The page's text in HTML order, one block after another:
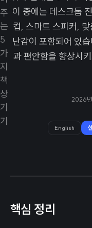
이 중에는 데스크톱
컵, 스마트 스피커,
난감이 포함되어 있
과 편안함을 향상시
2026년
English
핵심 정리